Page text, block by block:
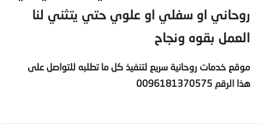
روحاني او سفلي او علوي حتي يتثني لنا
العمل بقوه ونجاح
موقع خدمات روحانية سريع لتنفيذ كل ما تطلبه للتواصل على
هذا الرقم 0096181370575